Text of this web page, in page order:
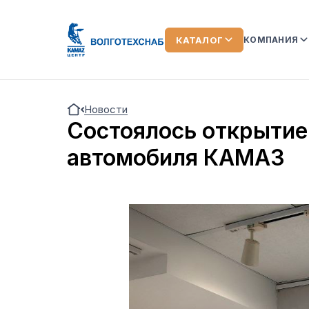
КАТАЛОГ КОМПАНИЯ
ЛИЗИНГ
ОТЗЫВЫ О
НОВОСТИ
Новости
Состоялось
автомобиля КАМАЗ